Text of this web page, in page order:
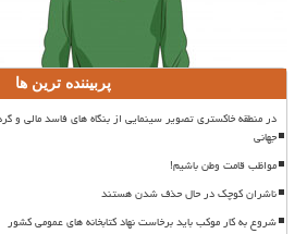
پربیننده ترین ها
در منطقه خاکستری تصویر سینمایی از بنگاه های فاسد مالی و
جهانی
مواظب قامت وطن باشیم!
ناشران کوچک در حال حذف شدن هستند
شروع به کار موکب باید برخاست نهاد کتابخانه های عمومی کشور